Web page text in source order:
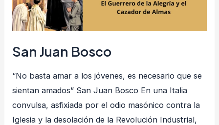
San Juan Bosco
“No basta amar a los jóvenes, es necesario que se
sientan amados” San Juan Bosco En una Italia
convulsa, asfixiada por el odio masónico contra la
Iglesia y la desolación de la Revolución Industrial,